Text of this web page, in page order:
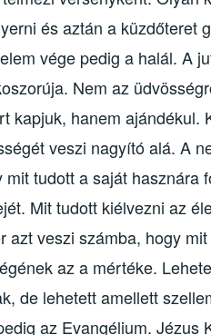
és aztán a küzdőteret
vége pedig a halál. A
Nem az
kapjuk, hanem ajándékul.
veszi nagyító alá. A
tudott a saját hasznára
Mit tudott kiélvezni az
veszi számba, hogy
az a mértéke.
de lehetett amellett
az Evangélium. Jézus